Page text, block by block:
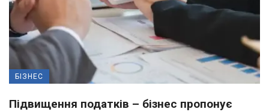
БІЗНЕС
Підвищення податків – бізнес пропонує